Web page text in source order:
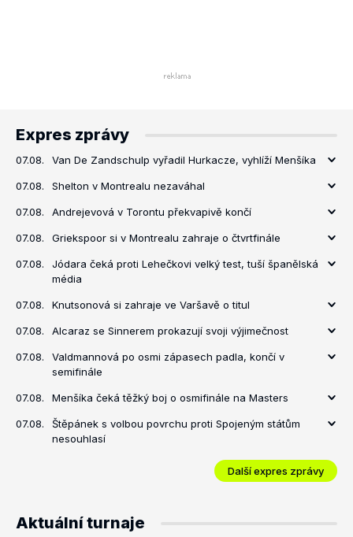
Expres zprávy
07.08. Van De Zandschulp vyřadil Hurkacze, vyhlíží Menšíka
07.08. Shelton v Montrealu nezaváhal
07.08. Andrejevová v Torontu překvapivě končí
07.08. Griekspoor si v Montrealu zahraje o čtvrtfinále
07.08.
Jódara čeká proti Lehečkovi velký test, tuší španělská
média
07.08. Knutsonová si zahraje ve Varšavě o titul
07.08. Alcaraz se Sinnerem prokazují svoji výjimečnost
07.08.
Valdmannová po osmi zápasech padla, končí v
semifinále
07.08. Menšíka čeká těžký boj o osmifinále na Masters
07.08.
Štěpánek s volbou povrchu proti Spojeným státům
nesouhlasí
Další expres zprávy
Aktuální turnaje